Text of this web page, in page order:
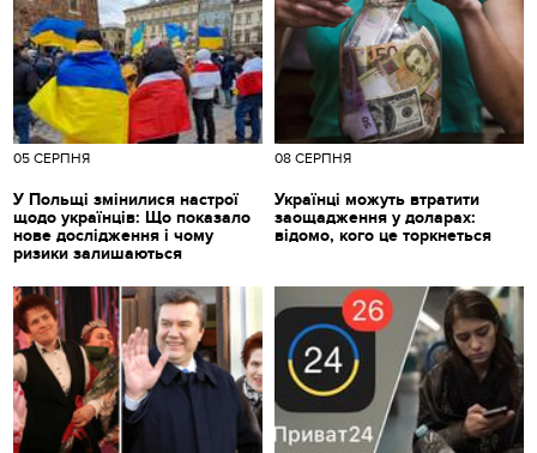
05 СЕРПНЯ
У Польщі змінилися настрої
щодо українців: Що показало
нове дослідження і чому
ризики залишаються
08 СЕРПНЯ
Українці можуть втратити
заощадження у доларах:
відомо, кого це торкнеться